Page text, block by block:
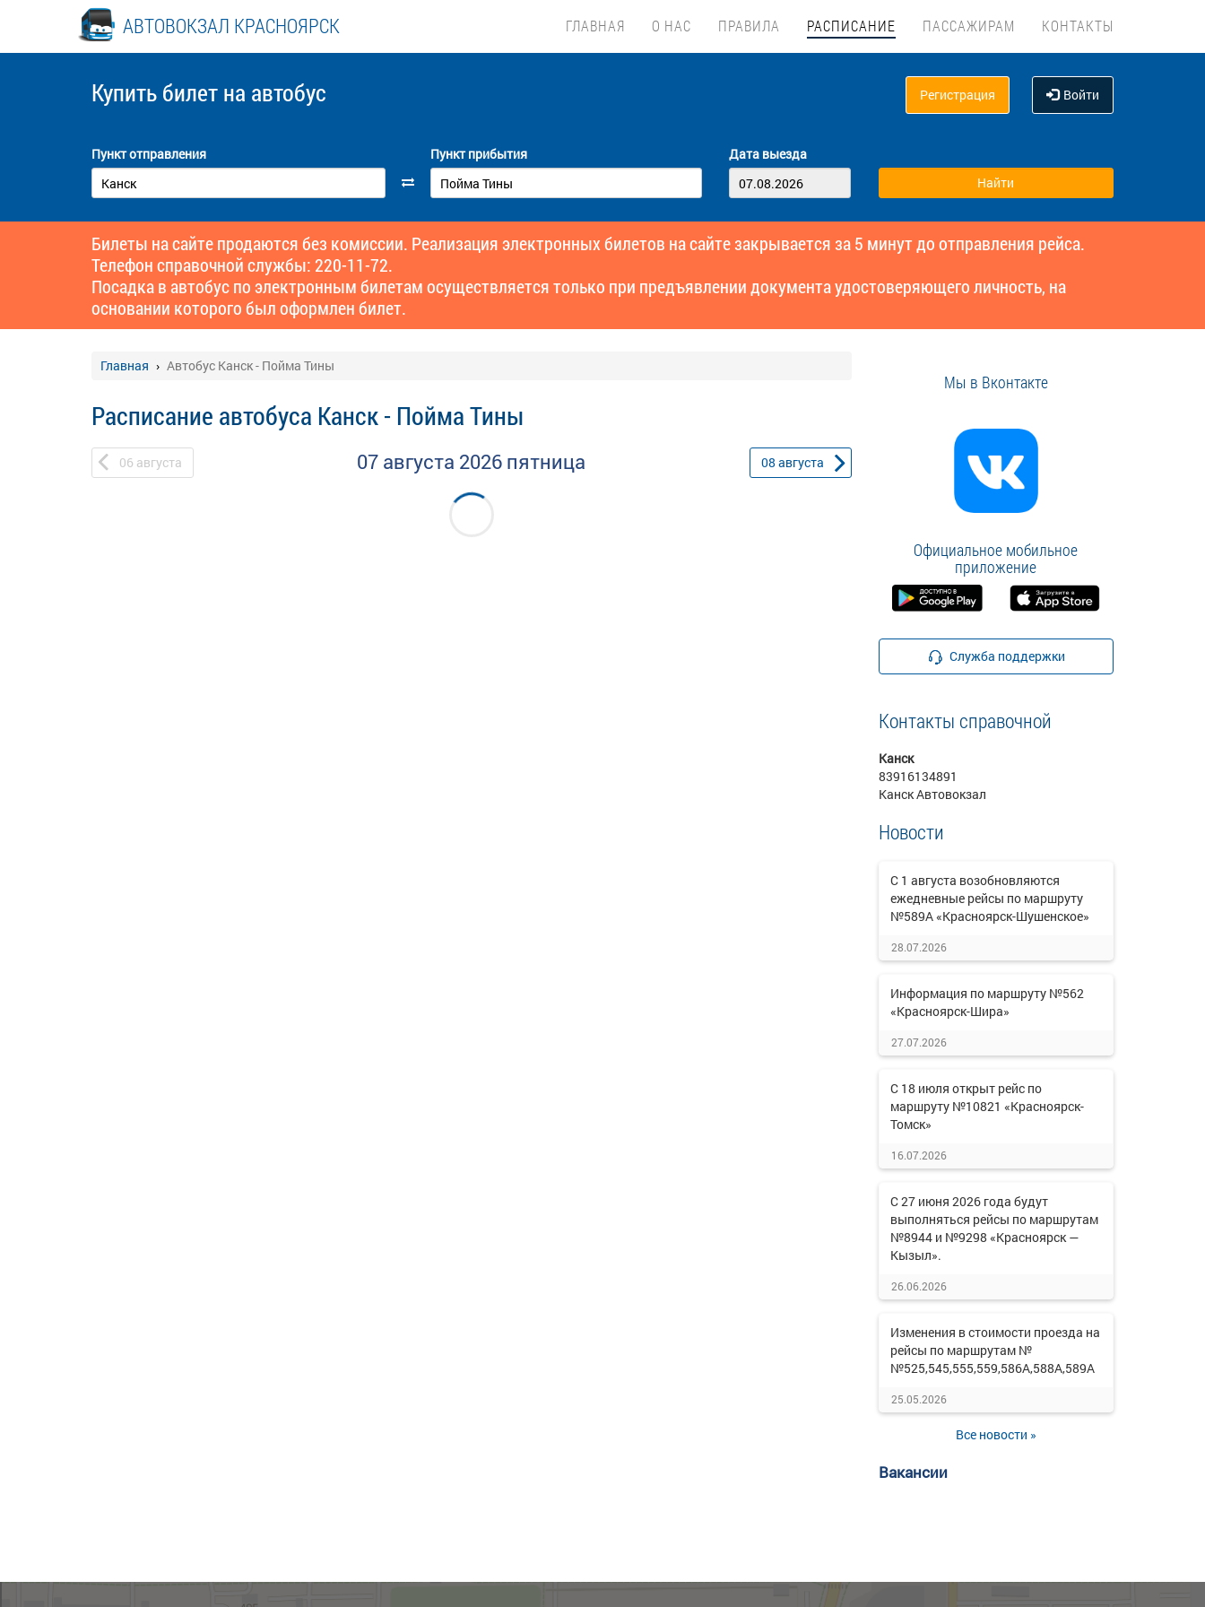
АВТОВОКЗАЛ КРАСНОЯРСК ГЛАВНАЯ О НАС ПРАВИЛА РАСПИСАНИЕ ПАССАЖИРАМ КОНТАКТЫ
Купить билет на автобус Регистрация Войти
Пункт отправления Пункт прибытия Дата выезда
Билеты на сайте продаются без комиссии. Реализация электронных билетов на сайте закрывается за 5 минут до отправления рейса.
Телефон справочной службы: 220-11-72.
Посадка в автобус по электронным билетам осуществляется только при предъявлении документа удостоверяющего личность, на
основании которого был оформлен билет.
Главная Автобус Канск - Пойма Тины
Расписание автобуса Канск - Пойма Тины
06 августа 07 августа 2026 пятница 08 августа
Мы в Вконтакте
Официальное мобильное
приложение
Служба поддержки
Контакты справочной
Канск
83916134891
Канск Автовокзал
Новости
С 1 августа возобновляются
ежедневные рейсы по маршруту
№589А «Красноярск-Шушенское»
28.07.2026
Информация по маршруту №562
«Красноярск-Шира»
27.07.2026
С 18 июля открыт рейс по
маршруту №10821 «Красноярск-
Томск»
16.07.2026
С 27 июня 2026 года будут
выполняться рейсы по маршрутам
№8944 и №9298 «Красноярск —
Кызыл».
26.06.2026
Изменения в стоимости проезда на
рейсы по маршрутам №
№525,545,555,559,586А,588А,589А
25.05.2026
Все новости »
Вакансии